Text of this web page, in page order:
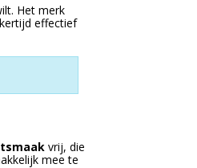
Het merk
effectief
vrij, die
mee te